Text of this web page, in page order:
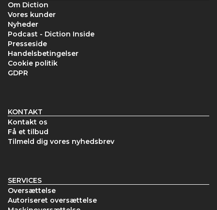
Om Diction
Vores kunder
Nyheder
Podcast - Diction Inside
Presseside
Handelsbetingelser
Cookie politik
GDPR
KONTAKT
Kontakt os
Få et tilbud
Tilmeld dig vores nyhedsbrev
SERVICES
Oversættelse
Autoriseret oversættelse